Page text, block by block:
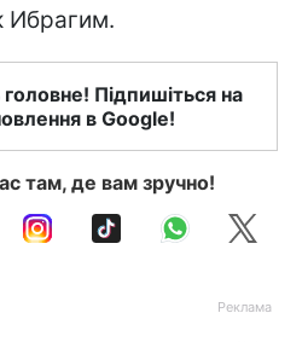
Підпишіться на
в Google!
там, де вам зручно!